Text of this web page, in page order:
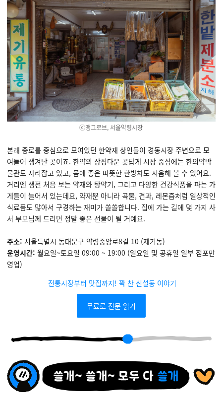
ⓒ맹그로브, 서울약령시장
본래 종로를 중심으로 모여있던 한약재 상인들이 경동시장 주변으로 모
여들어 생겨난 곳이죠. 한약의 상징다운 곳답게 시장 중심에는 한의약박
물관도 자리잡고 있고, 몸에 좋은 따뜻한 한방차도 시음해 볼 수 있어요.
거리엔 생전 처음 보는 약재와 탕약기, 그리고 다양한 건강식품을 파는 가
게들이 늘어서 있는데요, 약재뿐 아니라 곡물, 견과, 레몬즙처럼 일상적인
식료품도 많아서 구경하는 재미가 쏠쏠합니다. 집에 가는 길에 몇 가지 사
서 부모님께 드리면 정말 좋은 선물이 될 거예요.
주소: 서울특별시 동대문구 약령중앙로8길 10 (제기동)
운영시간: 월요일~토요일 09:00 ~ 19:00 (일요일 및 공휴일 일부 점포만
영업)
전통시장부터 맛집까지! 꽉 찬 신설동 이야기
무료로 전문 읽기